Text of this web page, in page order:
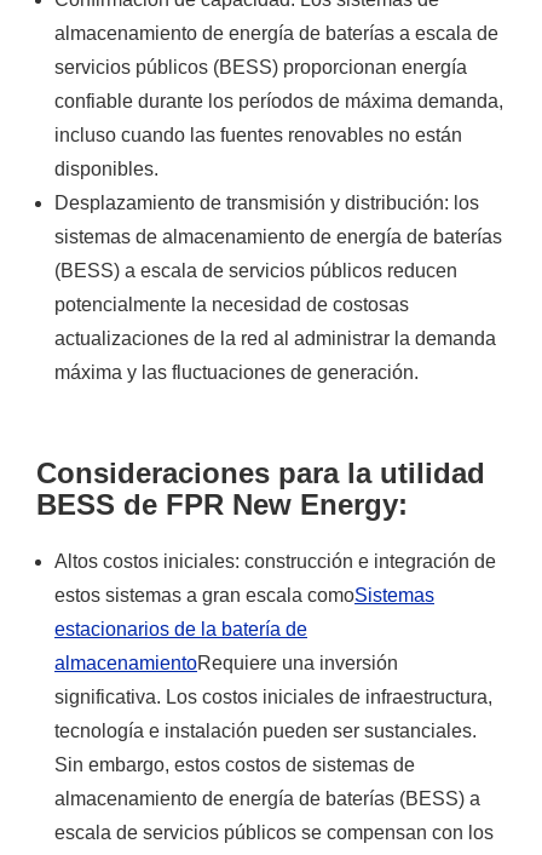
almacenamiento de energía de baterías a escala de
servicios públicos (BESS) proporcionan energía
confiable durante los períodos de máxima demanda,
incluso cuando las fuentes renovables no están
disponibles.
Desplazamiento de transmisión y distribución: los
sistemas de almacenamiento de energía de baterías
(BESS) a escala de servicios públicos reducen
potencialmente la necesidad de costosas
actualizaciones de la red al administrar la demanda
máxima y las fluctuaciones de generación.
Consideraciones para la utilidad
BESS de FPR New Energy:
Altos costos iniciales: construcción e integración de
estos sistemas a gran escala comoSistemas
estacionarios de la batería de
almacenamientoRequiere una inversión
significativa. Los costos iniciales de infraestructura,
tecnología e instalación pueden ser sustanciales.
Sin embargo, estos costos de sistemas de
almacenamiento de energía de baterías (BESS) a
escala de servicios públicos se compensan con los